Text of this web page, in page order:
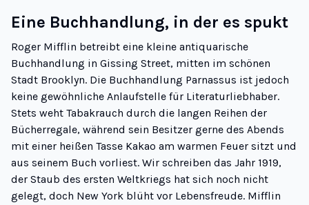
Eine Buchhandlung, in der es spukt
Roger Mifflin betreibt eine kleine antiquarische
Buchhandlung in Gissing Street, mitten im schönen
Stadt Brooklyn. Die Buchhandlung Parnassus ist jedoch
keine gewöhnliche Anlaufstelle für Literaturliebhaber.
Stets weht Tabakrauch durch die langen Reihen der
Bücherregale, während sein Besitzer gerne des Abends
mit einer heißen Tasse Kakao am warmen Feuer sitzt und
aus seinem Buch vorliest. Wir schreiben das Jahr 1919,
der Staub des ersten Weltkriegs hat sich noch nicht
gelegt, doch New York blüht vor Lebensfreude. Mifflin